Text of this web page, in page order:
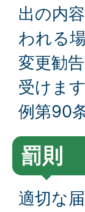
出の内
われる
変更勧
受けま
例第90条
罰則
適切な